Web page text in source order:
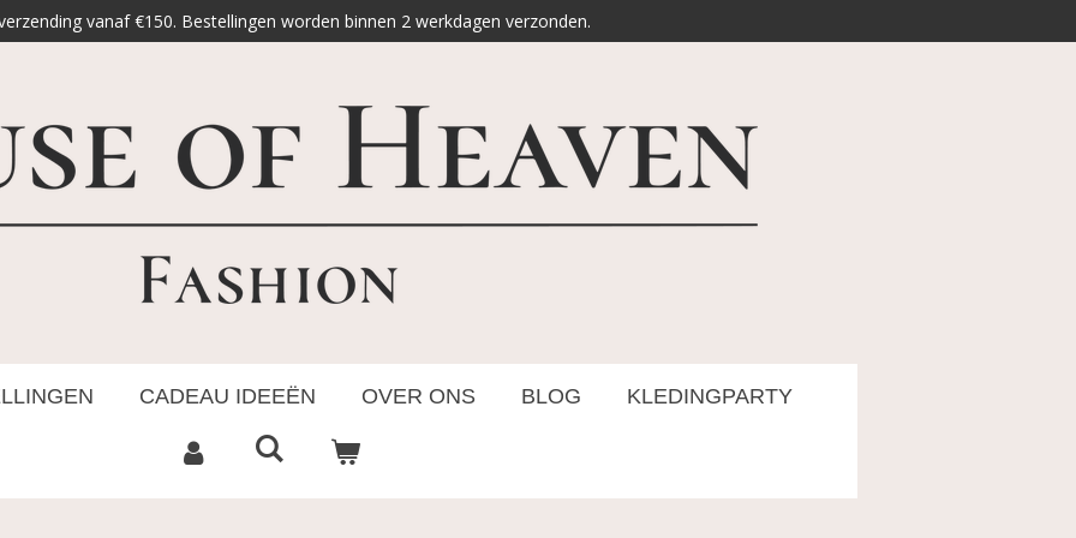
vanaf €150. Bestellingen worden binnen 2 werkdagen verzonden.
CADEAU IDEEËN OVER ONS BLOG KLEDINGPARTY